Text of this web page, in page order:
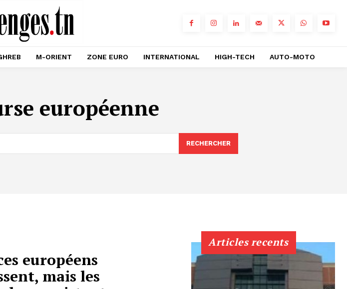
M-ORIENT ZONE EURO INTERNATIONAL HIGH-TECH AUTO-MOTO
européenne
RECHERCHER
européens
mais les
Articles recents